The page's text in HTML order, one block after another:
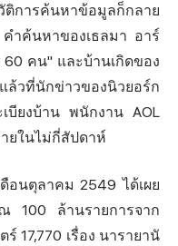
ติการค้นหาข้อมูลก็กลาย
ำค้นหาของเธลมา อาร์
คน" และบ้านเกิดของ
แล้วที่นักข่าวของนิวยอร์ก
เบียงบ้าน พนักงาน AOL
ยในไม่กี่สัปดาห์
ดือนตุลาคม 2549 ได้เผย
100 ล้านรายการจาก
17,770 เรื่อง นารายานั